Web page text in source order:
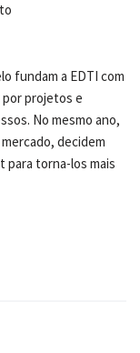
fundam a EDTI com
projetos e
No mesmo ano,
decidem
para torna-los mais